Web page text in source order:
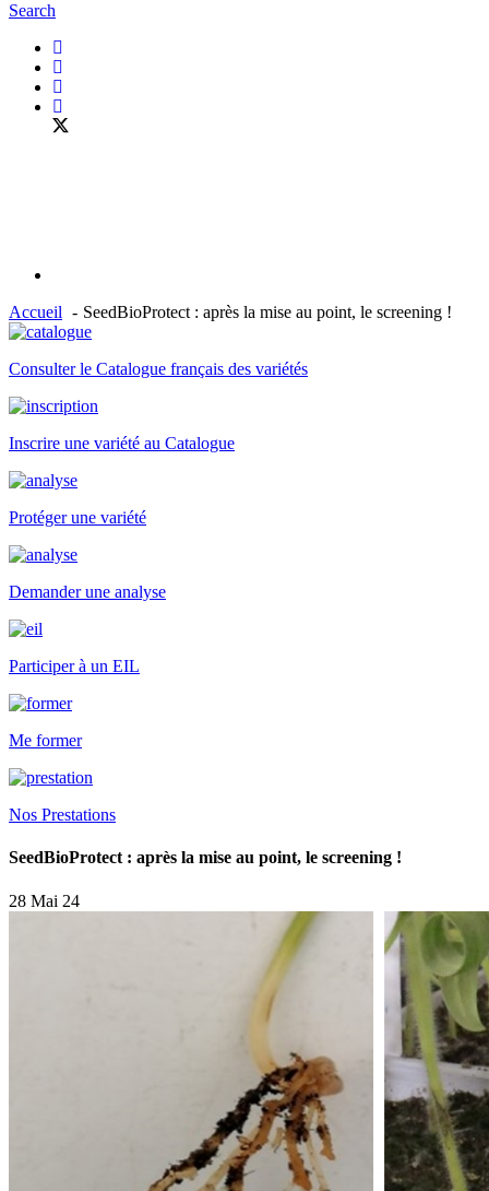
Search
Accueil SeedBioProtect : après la mise au point, le screening !
Consulter le Catalogue français des variétés
Inscrire une variété au Catalogue
Protéger une variété
Demander une analyse
Participer à un EIL
Me former
Nos Prestations
SeedBioProtect : après la mise au point, le screening !
28 Mai 24